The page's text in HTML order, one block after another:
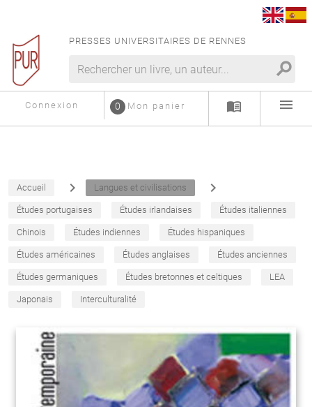
PRESSES UNIVERSITAIRES DE RENNES
search
Connexion Mon panier
0 menu_book menu
Accueil navigate_next Langues et civilisations navigate_next
Études portugaises Études irlandaises Études italiennes
Chinois Études indiennes Études hispaniques
Études américaines Études anglaises Études anciennes
Études germaniques Études bretonnes et celtiques LEA
Japonais Interculturalité